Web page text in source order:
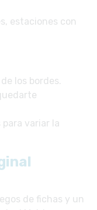
estaciones con
los bordes.
variar la
de fichas y un